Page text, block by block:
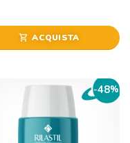
shopping_cart ACQUISTA
-48%